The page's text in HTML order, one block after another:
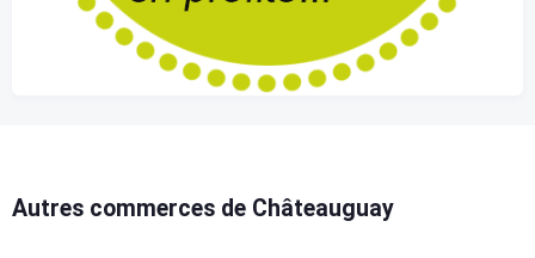
Autres commerces de Châteauguay